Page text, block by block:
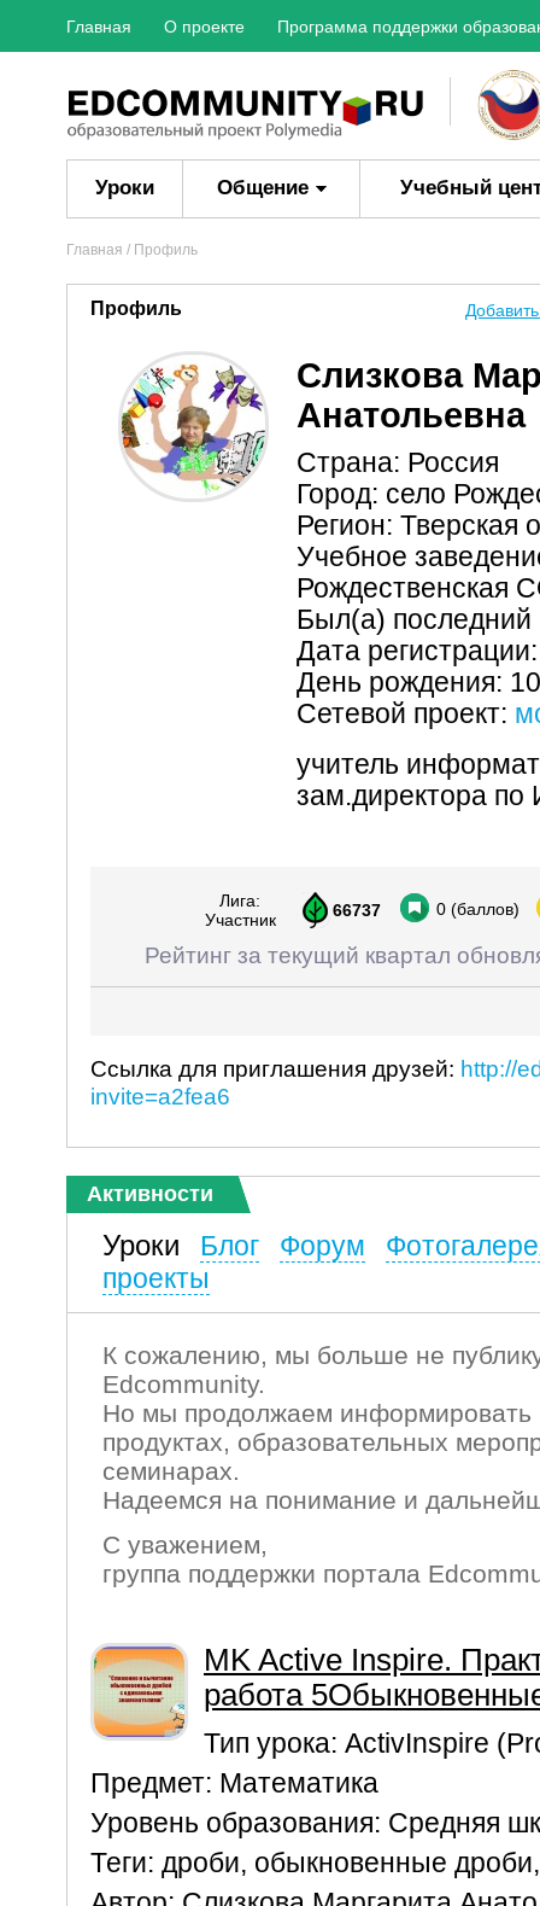
Главная О проекте Программа поддержки
Уроки Общение Учебный
Главная / Профиль
Профиль
Слизкова
Анатольевна
Страна: Россия
Город: село
Регион: Тверская
Учебное
Рождественская
Был(а) последний
Дата
День рождения:
Сетевой проект:
учитель
зам.директора
Лига:
Участник
66737 0 (баллов)
Рейтинг за текущий квартал
Ссылка для приглашения друзей: http://
invite=a2fea6
Активности
Уроки Блог Форум
проекты
К сожалению, мы больше не
Edcommunity.
Но мы продолжаем информировать
продуктах, образовательных
семинарах.
Надеемся на понимание и
С уважением,
группа поддержки портала
MK Active Inspire.
работа
Тип урока: ActivInspire
Предмет: Математика
Уровень образования: Средняя
Теги: дроби, обыкновенные дроби